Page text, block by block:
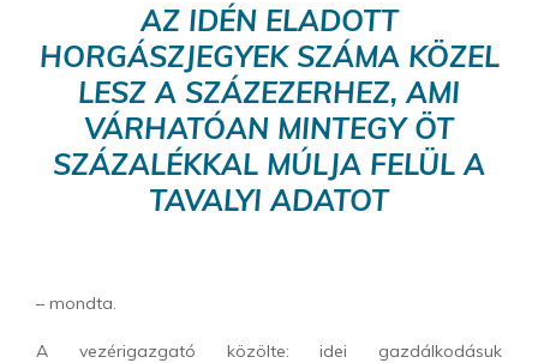
AZ IDÉN ELADOTT
HORGÁSZJEGYEK SZÁMA KÖZEL
LESZ A SZÁZEZERHEZ, AMI
VÁRHATÓAN MINTEGY ÖT
SZÁZALÉKKAL MÚLJA FELÜL A
TAVALYI ADATOT
– mondta.
A vezérigazgató közölte: idei gazdálkodásuk